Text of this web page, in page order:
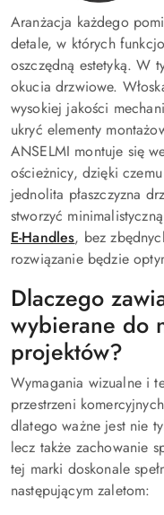
Aranżacja każdego
detale, w których
oszczędną estetyką. W
okucia drzwiowe.
wysokiej jakości
ukryć elementy
ANSELMI montuje się
ościeżnicy, dzięki
jednolita płaszczyzna
stworzyć
E-Handles, bez
rozwiązanie będzie
Dlaczego
wybierane do
projektów?
Wymagania wizualne i
przestrzeni
dlatego ważne jest nie
lecz także zachowanie
tej marki doskonale
następującym zaletom: